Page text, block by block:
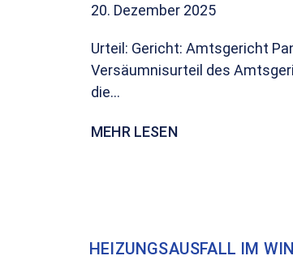
20. Dezember 2025
Urteil: Gericht: Amtsgericht
Versäumnisurteil des
die...
MEHR LESEN
HEIZUNGSAUSFALL IM